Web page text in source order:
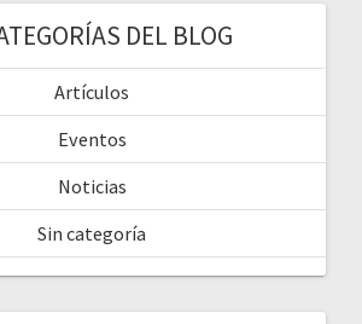
DEL BLOG
Artículos
Eventos
Noticias
Sin categoría